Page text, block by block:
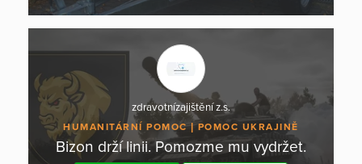
zdravotnízajištění z.s.
HUMANITÁRNÍ POMOC POMOC UKRAJINĚ
Bizon drží linii. Pomozme mu vydržet.